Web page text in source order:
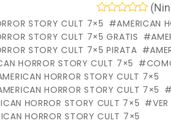
STORY CULT 7×5
AMERICAN
STORY CULT 7×5 GRATIS
STORY CULT 7×5 PIRATA
HORROR STORY CULT 7×5
HORROR STORY CULT 7×5
HORROR STORY CULT 7×5
HORROR STORY CULT 7×5
HORROR STORY CULT 7×5